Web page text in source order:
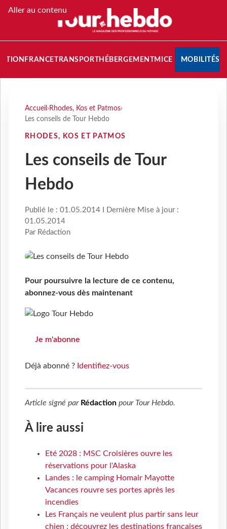
Aller au contenu
FRANCETRANSPORT HÉBERGEMENTMICE MOBILITÉS
Accueil › Rhodes, Kos et Patmos›
Les conseils de Tour Hebdo
RHODES, KOS ET PATMOS
Les conseils de Tour
Hebdo
Publié le : 01.05.2014 I Dernière Mise à jour :
01.05.2014
Par Rédaction
Pour poursuivre la lecture de ce contenu,
abonnez-vous dès maintenant
Je m'abonne
Déjà abonné ? Identifiez-vous
Article signé par Rédaction pour Tour Hebdo.
À lire aussi
Eté 2028 : MSC Croisières ouvre les
réservations pour l'Alaska
Landes : le camping Homair Mayotte
Vacances rouvre ses portes après les
incendies
Les Français ne veulent plus partir sans leur
chien : découvrez les destinations françaises